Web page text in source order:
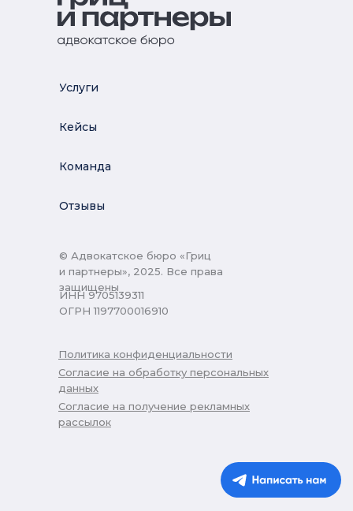
Услуги
Кейсы
Команда
Отзывы
© Адвокатское бюро «Гриц
и партнеры», 2025. Все права
защищены
ИНН 9705139311
ОГРН 1197700016910
Политика конфиденциальности
Согласие на обработку персональных
данных
Согласие на получение рекламных
рассылок